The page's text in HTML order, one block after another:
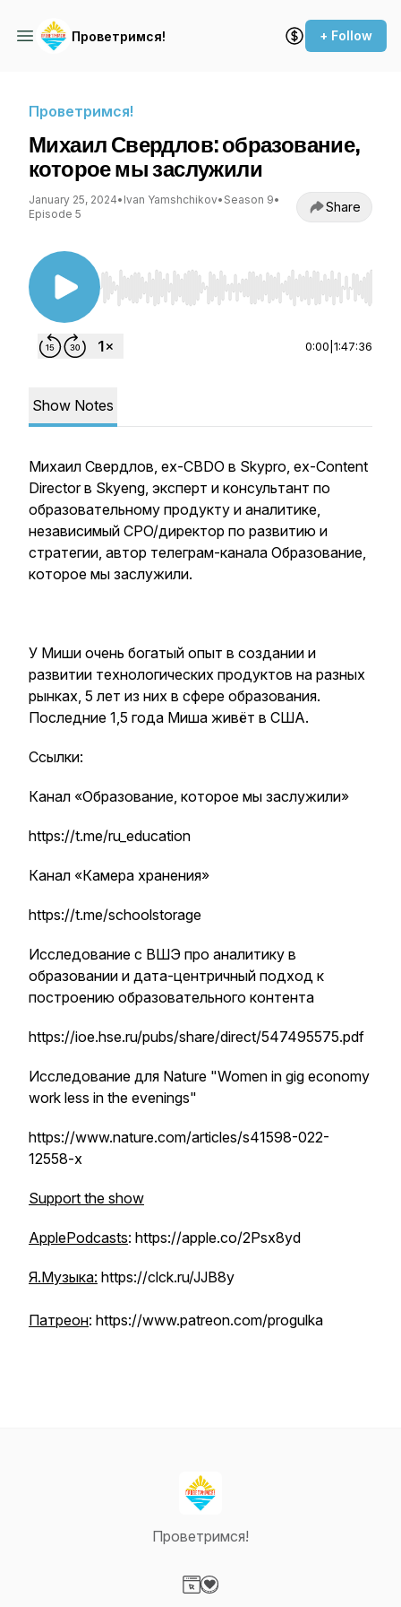
Проветримся! + Follow
Проветримся!
Михаил Свердлов: образование,
которое мы заслужили
January 25, 2024• Ivan Yamshchikov• Season 9•
Episode 5
Share
Use Left/Right to seek, Home/End to jump to
0:00 1:47:36
Show Notes
Михаил Свердлов, ex-CBDO в Skypro, ex-Content
Director в Skyeng, эксперт и консультант по
образовательному продукту и аналитике,
независимый CPO/директор по развитию и
стратегии, автор телеграм-канала Образование,
которое мы заслужили.
У Миши очень богатый опыт в создании и
развитии технологических продуктов на разных
рынках, 5 лет из них в сфере образования.
Последние 1,5 года Миша живёт в США.
Ссылки:
Канал «Образование, которое мы заслужили»
https://t.me/ru_education
Канал «Камера хранения»
https://t.me/schoolstorage
Исследование с ВШЭ про аналитику в
образовании и дата-центричный подход к
построению образовательного контента
https://ioe.hse.ru/pubs/share/direct/547495575.pdf
Исследование для Nature "Women in gig economy
work less in the evenings"
https://www.nature.com/articles/s41598-022-
12558-x
Support the show
ApplePodcasts: https://apple.co/2Psx8yd
Я.Музыка: https://clck.ru/JJB8y
Патреон: https://www.patreon.com/progulka
Проветримся!